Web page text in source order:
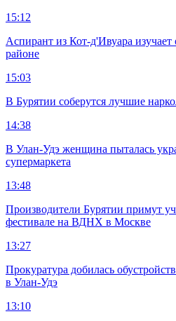
15:12
Аспирант из Кот-д'Ивуара
районе
15:03
В Бурятии соберутся лучшие
14:38
В Улан-Удэ женщина пыталась
супермаркета
13:48
Производители Бурятии примут
фестивале на ВДНХ в Москве
13:27
Прокуратура добилась
в Улан-Удэ
13:10